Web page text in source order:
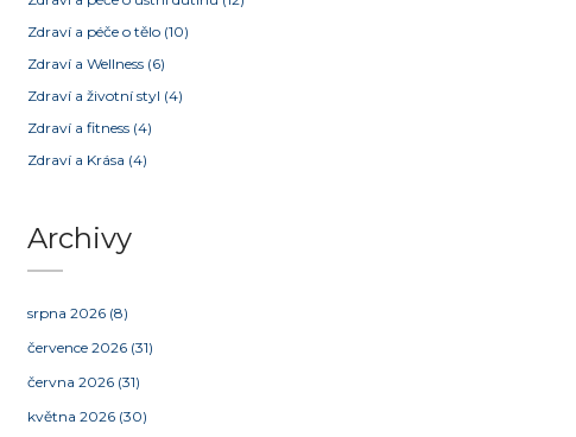
Zdraví a péče o tělo (10)
Zdraví a Wellness (6)
Zdraví a životní styl (4)
Zdraví a fitness (4)
Zdraví a Krása (4)
Archivy
srpna 2026 (8)
července 2026 (31)
června 2026 (31)
května 2026 (30)